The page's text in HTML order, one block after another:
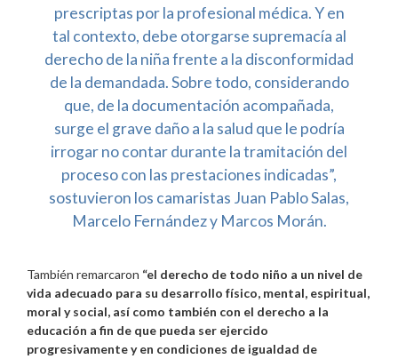
prescriptas por la profesional médica. Y en
tal contexto, debe otorgarse supremacía al
derecho de la niña frente a la disconformidad
de la demandada. Sobre todo, considerando
que, de la documentación acompañada,
surge el grave daño a la salud que le podría
irrogar no contar durante la tramitación del
proceso con las prestaciones indicadas”,
sostuvieron los camaristas Juan Pablo Salas,
Marcelo Fernández y Marcos Morán.
También remarcaron “el derecho de todo niño a un nivel de
vida adecuado para su desarrollo físico, mental, espiritual,
moral y social, así como también con el derecho a la
educación a fin de que pueda ser ejercido
progresivamente y en condiciones de igualdad de